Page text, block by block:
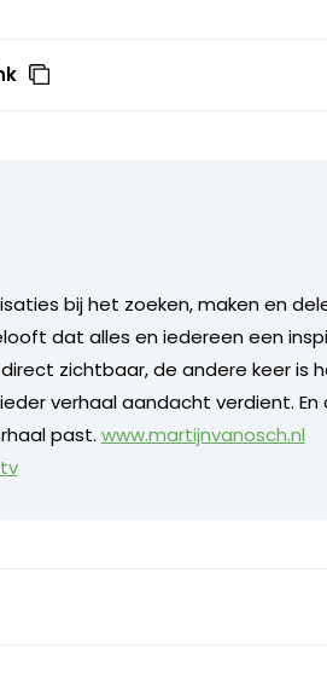
bij het zoeken, maken en
dat alles en iedereen een
zichtbaar, de andere keer is
verhaal aandacht verdient. En
past. www.martijnvanosch.nl